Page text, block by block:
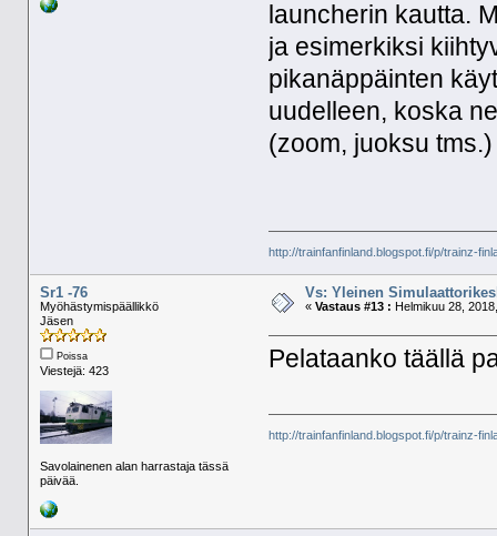
launcherin kautta.
ja esimerkiksi
pikanäppäinten
uudelleen, koska
(zoom, juoksu tms.)
http://trainfanfinland.blogspot.fi/p/trainz-
Sr1 -76
Myöhästymispäällikkö
Jäsen
Poissa
Viestejä: 423
Savolainenen alan harrastaja tässä
päivää.
Vs: Yleinen
« Vastaus #13 : Helmikuu 28,
Pelataanko täällä
http://trainfanfinland.blogspot.fi/p/trainz-